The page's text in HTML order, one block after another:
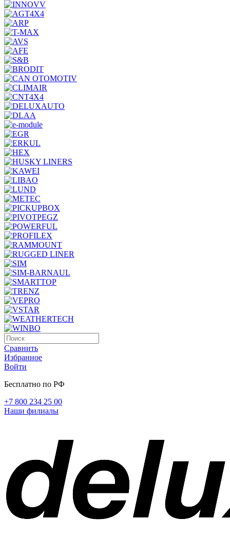
Сравнить
Избранное
Войти
Бесплатно по РФ
+7 800 234 25 00
Наши филиалы